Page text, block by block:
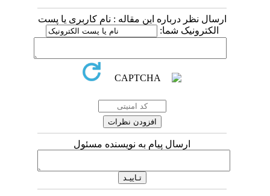
ارسال نظر درباره این مقاله : نام کاربری یا پست
الکترونیک شما:
ارسال پیام به نویسنده مسئول